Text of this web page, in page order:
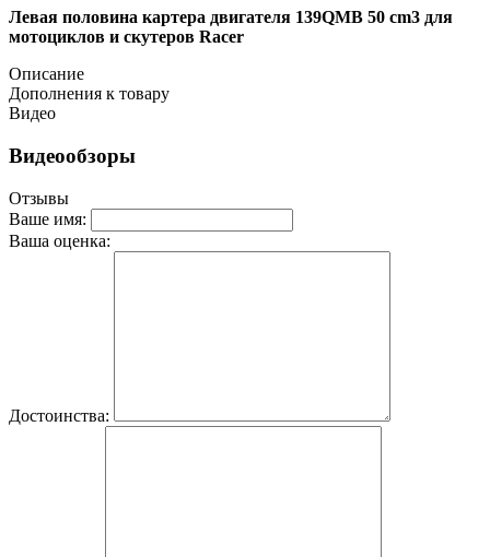
Левая половина картера двигателя 139QMB 50 cm3 для
мотоциклов и скутеров Racer
Описание
Дополнения к товару
Видео
Видеообзоры
Отзывы
Ваше имя:
Ваша оценка:
Достоинства: